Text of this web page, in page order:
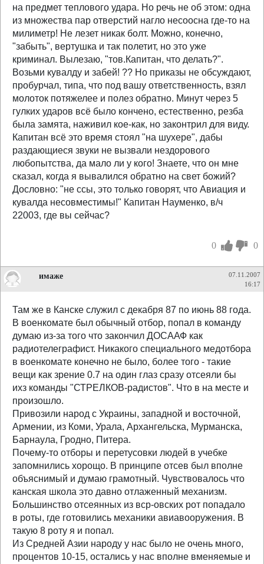
на предмет теплового удара. Но речь не об этом: одна
из множества пар отверстий нагло несоосна где-то на
милиметр! Не лезет никак болт. Можно, конечно,
"забыть", вертушка и так полетит, но это уже
криминал. Вылезаю, "тов.Капитан, что делать?".
Возьми кувалду и забей! ?? Но приказы не обсуждают,
пробурчал, типа, что под вашу ответственность, взял
молоток потяжелее и полез обратно. Минут через 5
гулких ударов всё было кончено, естественно, резба
была замята, наживил кое-как, но законтрил для виду.
Капитан всё это время стоял "на шухере", дабы
раздающиеся звуки не вызвали нездорового
любопытства, да мало ли у кого! Знаете, что он мне
сказал, когда я вывалился обратно на свет божий?
Дословно: "не ссы, это только говорят, что Авиация и
кувалда несовместимы!" Капитан Науменко, в/ч
22003, где вы сейчас?
0 0
имаже
07.11.2007
16:17
Там же в Канске служил с декабря 87 по июнь 88 года.
В военкомате был обычный отбор, попал в команду
думаю из-за того что закончил ДОСААФ как
радиотелеграфист. Никакого специального медотбора
в военкомате конечно не было, более того - такие
вещи как зрение 0.7 на один глаз сразу отсеяли бы
ихз команды "СТРЕЛКОВ-радистов". Что в на месте и
произошло.
Привозили народ с Украины, западной и восточной,
Армении, из Коми, Урала, Архангельска, Мурманска,
Барнаула, Гродно, Питера.
Почему-то отборы и перетусовки людей в учебке
запомнились хорощо. В принципе отсев был вполне
объяснимый и думаю грамотный. Чувствовалось что
канская школа это давно отлаженный механизм.
Большинство отсеянных из вср-овских рот попадало
в роты, где готовились механики авиавооружения. В
такую 8 роту я и попал.
Из Средней Азии народу у нас было не очень много,
процентов 10-15, остались у нас вполне вменяемые и